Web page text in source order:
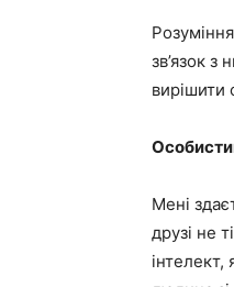
зв’язок
вирішити
Мені
друзі не